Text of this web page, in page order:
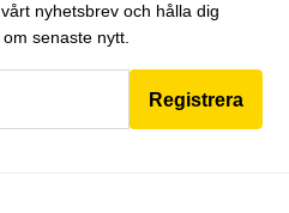
nyhetsbrev och hålla dig
senaste nytt.
Registrera